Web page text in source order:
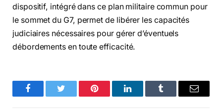
dispositif, intégré dans ce plan militaire commun pour
le sommet du G7, permet de libérer les capacités
judiciaires nécessaires pour gérer d’éventuels
débordements en toute efficacité.
FacebookTwitter Pinterest LinkedInTumblr Email